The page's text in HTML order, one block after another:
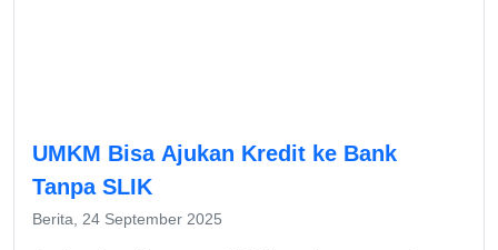
UMKM Bisa Ajukan Kredit ke Bank
Tanpa SLIK
Berita, 24 September 2025